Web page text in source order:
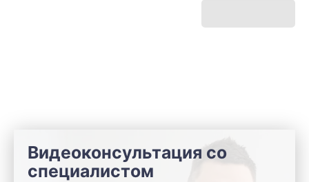
Видеоконсультация со
специалистом